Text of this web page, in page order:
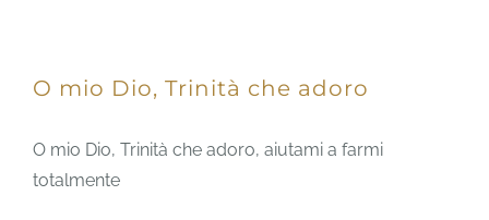
O mio Dio, Trinità che adoro
O mio Dio, Trinità che adoro, aiutami a farmi
totalmente